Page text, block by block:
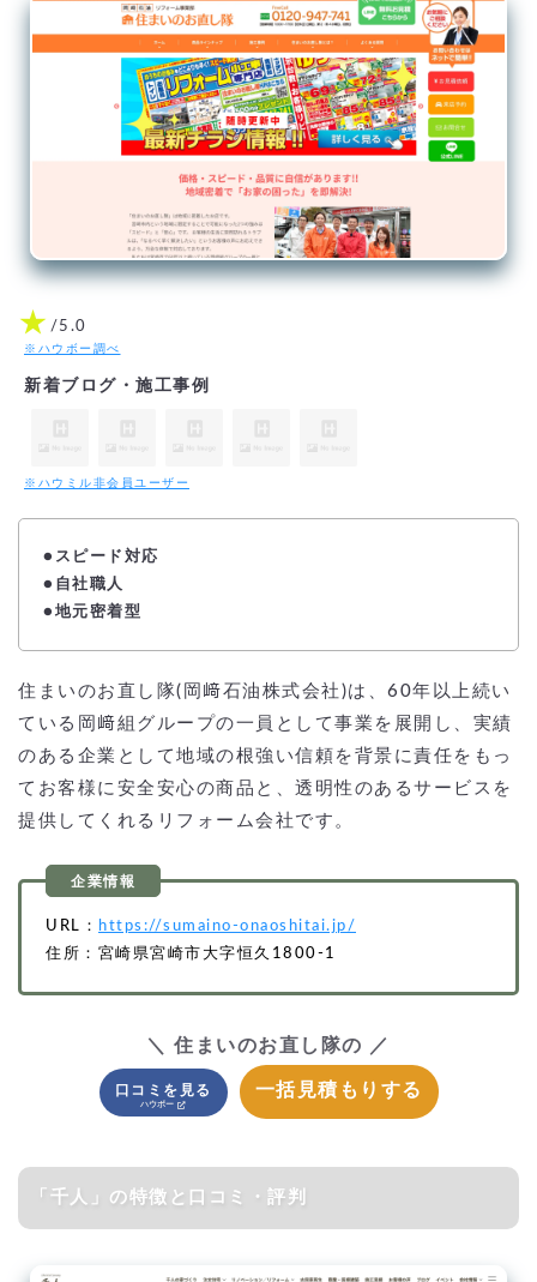
★ /5.0
※ハウボー調べ
新着ブログ・施工事例
※ハウミル非会員ユーザー
●スピード対応
● 自社職人
●地元密着型
住まいのお直し隊(岡﨑石油株式会社)は、60年以上続い
ている岡﨑組グループの一員として事業を展開し、実績
のある企業として地域の根強い信頼を背景に責任をもっ
てお客様に安全安心の商品と、透明性のあるサービスを
提供してくれるリフォーム会社です。
URL：
https://sumaino-onaoshitai.jp/
住所：宮崎県宮崎市大字恒久1800-1
＼ 住まいのお直し隊の ／
口コミを見る 一括見積もりする
「千人」の特徴と口コミ・評判